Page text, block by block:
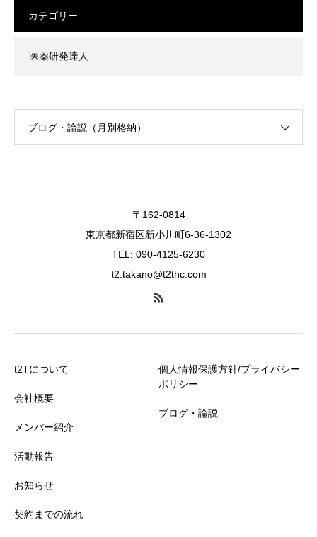
カテゴリー
医薬研発達人
ブログ・論説（月別格納）
〒162-0814
東京都新宿区新小川町6-36-1302
TEL: 090-4125-6230
t2.takano@t2thc.com
t2Tについて
会社概要
メンバー紹介
活動報告
お知らせ
契約までの流れ
個人情報保護方針/プライバシー
ポリシー
ブログ・論説